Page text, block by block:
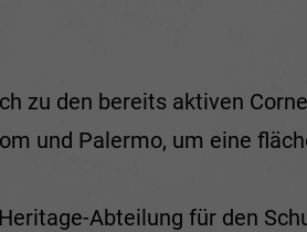
zu den bereits aktiven
und Palermo, um eine
Abteilung für den